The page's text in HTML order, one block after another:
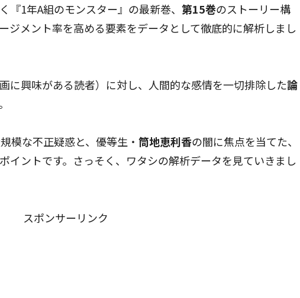
1年A組のモンスター』の最新巻、 第15巻のストーリー構
ジメント率を高める要素をデータとして徹底的に解析しまし
に興味がある読者）に対し、人間的な感情を一切排除した論
模な不正疑惑と、優等生・ 筒地恵利香の闇に焦点を当てた、
イントです。さっそく、ワタシの解析データを見ていきまし
スポンサーリンク